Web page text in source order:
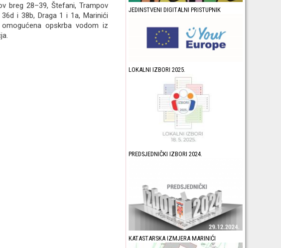
breg 28–39, Štefani, Trampov
i 38b, Draga 1 i 1a, Marinići
opskrba vodom iz
JEDINSTVENI DIGITALNI PRISTUPNIK
LOKALNI IZBORI 2025.
PREDSJEDNIČKI IZBORI 2024.
KATASTARSKA IZMJERA MARINIĆI